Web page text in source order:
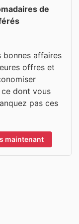
de
bonnes affaires
offres et
dont vous
pas ces
maintenant